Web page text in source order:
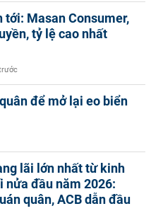
tới: Masan Consumer,
tỷ lệ cao nhất
để mở lại eo biển
lãi lớn nhất từ kinh
nửa đầu năm 2026:
quân, ACB dẫn đầu